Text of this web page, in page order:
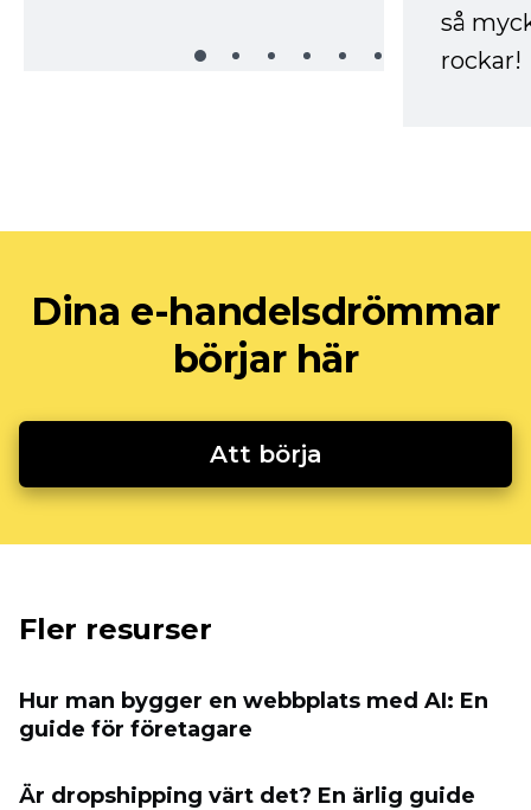
så
rockar!
Dina e-handelsdrömmar
börjar här
Att börja
Fler resurser
Hur man bygger en webbplats med AI: En
guide för företagare
Är dropshipping värt det? En ärlig guide